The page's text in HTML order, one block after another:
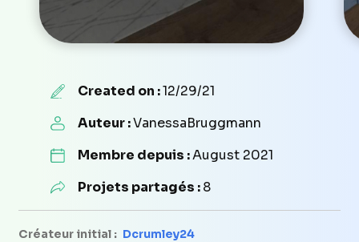
Created on :12/29/21
Auteur :VanessaBruggmann
Membre depuis :August 2021
Projets partagés :8
Créateur initial : Dcrumley24